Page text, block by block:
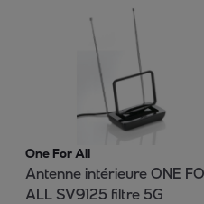
One For All
Antenne intérieure ONE
ALL SV9125 filtre 5G